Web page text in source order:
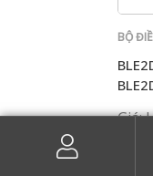
BỘ
Giá: